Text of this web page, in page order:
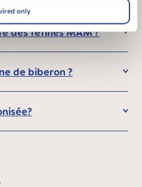
only
des tétines MAM ?
de biberon ?